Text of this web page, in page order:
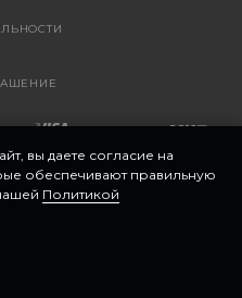
вы даете согласие на
обеспечивают правильную
Политикой